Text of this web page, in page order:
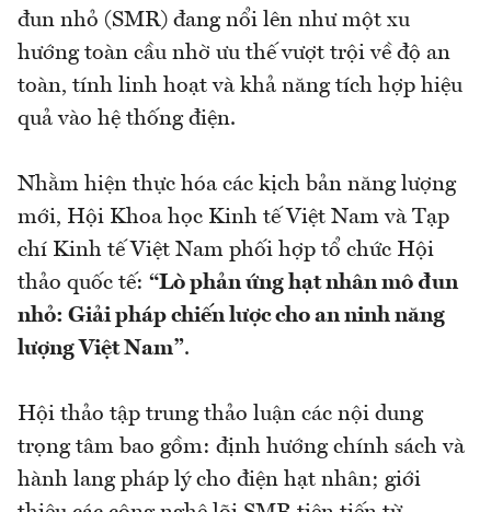
đun nhỏ (SMR) đang nổi lên như một xu
hướng toàn cầu nhờ ưu thế vượt trội về độ an
toàn, tính linh hoạt và khả năng tích hợp hiệu
quả vào hệ thống điện.
Nhằm hiện thực hóa các kịch bản năng lượng
mới, Hội Khoa học Kinh tế Việt Nam và Tạp
chí Kinh tế Việt Nam phối hợp tổ chức Hội
thảo quốc tế: “Lò phản ứng hạt nhân mô đun
nhỏ: Giải pháp chiến lược cho an ninh năng
lượng Việt Nam”.
Hội thảo tập trung thảo luận các nội dung
trọng tâm bao gồm: định hướng chính sách và
hành lang pháp lý cho điện hạt nhân; giới